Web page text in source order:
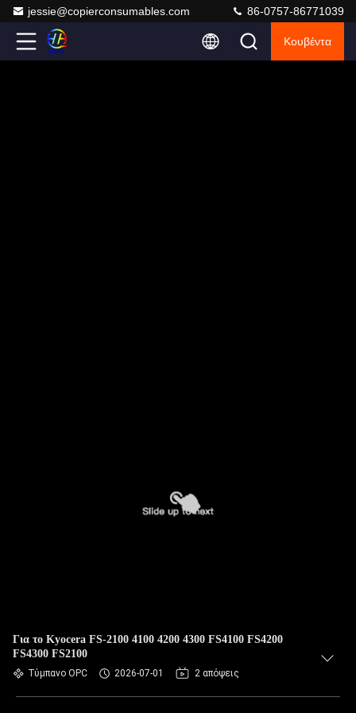
jessie@copierconsumables.com 86-0757-86771039
Κουβέντα
Για το Kyocera FS-2100 4100 4200 4300 FS4100 FS4200
FS4300 FS2100
Τύμπανο OPC 2026-07-01 2 απόψεις